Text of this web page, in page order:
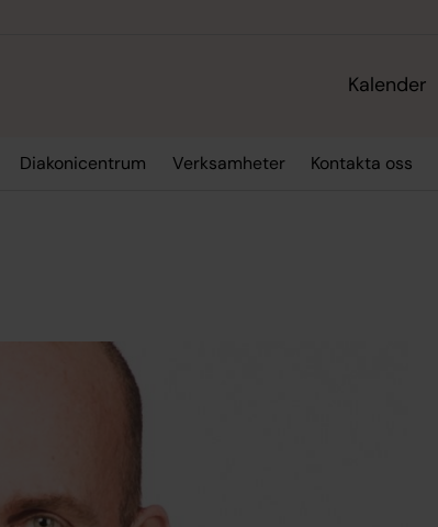
Kalender
Diakonicentrum Verksamheter Kontakta oss